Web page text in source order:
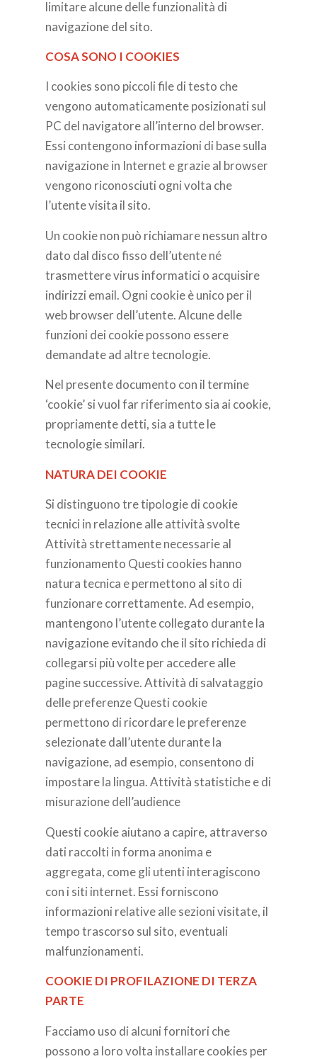
limitare alcune delle funzionalità di
navigazione del sito.
COSA SONO I COOKIES
I cookies sono piccoli file di testo che
vengono automaticamente posizionati sul
PC del navigatore all’interno del browser.
Essi contengono informazioni di base sulla
navigazione in Internet e grazie al browser
vengono riconosciuti ogni volta che
l’utente visita il sito.
Un cookie non può richiamare nessun altro
dato dal disco fisso dell’utente né
trasmettere virus informatici o acquisire
indirizzi email. Ogni cookie è unico per il
web browser dell’utente. Alcune delle
funzioni dei cookie possono essere
demandate ad altre tecnologie.
Nel presente documento con il termine
‘cookie’ si vuol far riferimento sia ai cookie,
propriamente detti, sia a tutte le
tecnologie similari.
NATURA DEI COOKIE
Si distinguono tre tipologie di cookie
tecnici in relazione alle attività svolte
Attività strettamente necessarie al
funzionamento Questi cookies hanno
natura tecnica e permettono al sito di
funzionare correttamente. Ad esempio,
mantengono l’utente collegato durante la
navigazione evitando che il sito richieda di
collegarsi più volte per accedere alle
pagine successive. Attività di salvataggio
delle preferenze Questi cookie
permettono di ricordare le preferenze
selezionate dall’utente durante la
navigazione, ad esempio, consentono di
impostare la lingua. Attività statistiche e di
misurazione dell’audience
Questi cookie aiutano a capire, attraverso
dati raccolti in forma anonima e
aggregata, come gli utenti interagiscono
con i siti internet. Essi forniscono
informazioni relative alle sezioni visitate, il
tempo trascorso sul sito, eventuali
malfunzionamenti.
COOKIE DI PROFILAZIONE DI TERZA
PARTE
Facciamo uso di alcuni fornitori che
possono a loro volta installare cookies per